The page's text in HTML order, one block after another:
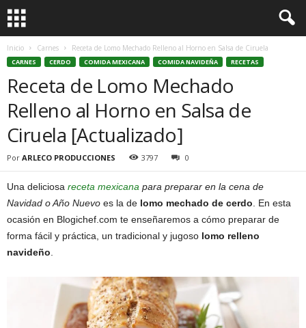
Inicio Carnes Receta de Lomo Mechado Relleno al Horno en Salsa de Ciruela
CARNES CERDO COMIDA MEXICANA COMIDA NAVIDEÑA RECETAS
Receta de Lomo Mechado
Relleno al Horno en Salsa de
Ciruela [Actualizado]
Por ARLECO PRODUCCIONES 3797 0
Una deliciosa receta mexicana para preparar en la cena de
Navidad o Año Nuevo es la de lomo mechado de cerdo . En esta
ocasión en Blogichef.com te enseñaremos a cómo preparar de
forma fácil y práctica, un tradicional y jugoso lomo relleno
navideño